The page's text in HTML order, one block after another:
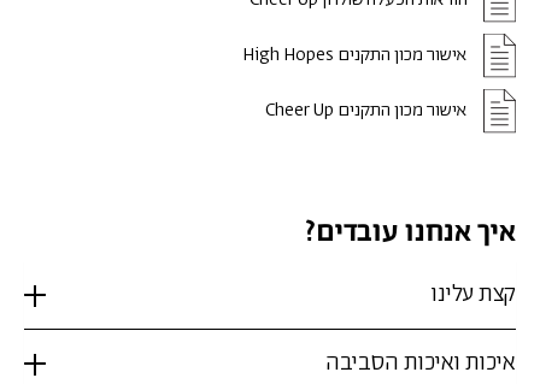
איך אנחנו עובדים?
אישור מכון התקנים High Hopes
אישור מכון התקנים Cheer Up
קצת עלינו
איכות ואיכות הסביבה